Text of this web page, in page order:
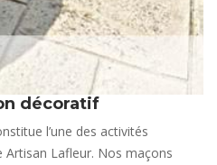
décoratif
l’une des activités
Lafleur. Nos maçons